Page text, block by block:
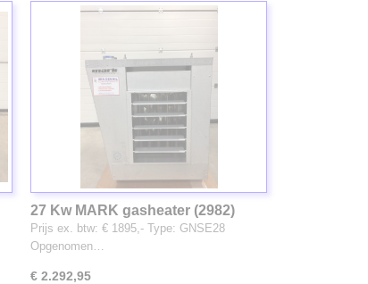
27 Kw MARK gasheater (2982)
Prijs ex. btw: € 1895,- Type: GNSE28
Opgenomen…
€ 2.292,95